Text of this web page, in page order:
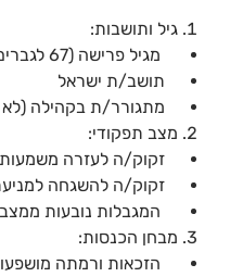
גיל ותושבות:
מגיל פרישה (67 לגברים, 62 לנשים)
תושב/ת ישראל
מתגורר/ת בקהילה (לא
מצב תפקודי:
זקוק/ה לעזרה
זקוק/ה להשגחה
המגבלות נובעות ממצב
מבחן הכנסות:
הזכאות ורמתה